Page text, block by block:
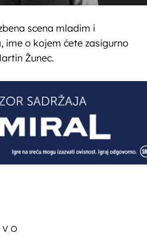
scena mladim i
o kojem ćete zasigurno
Žunec.